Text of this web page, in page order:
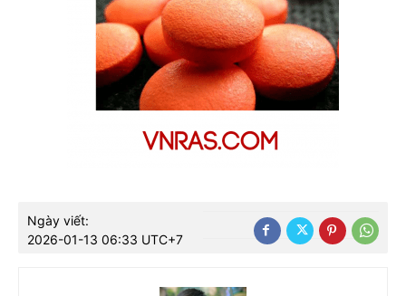
Ngày viết:
2026-01-13 06:33 UTC+7